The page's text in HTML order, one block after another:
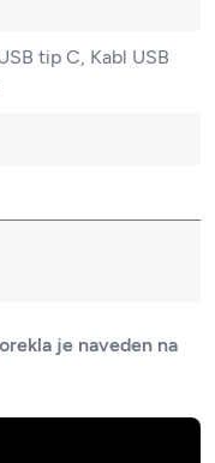
tip C, Kabl USB
je naveden na